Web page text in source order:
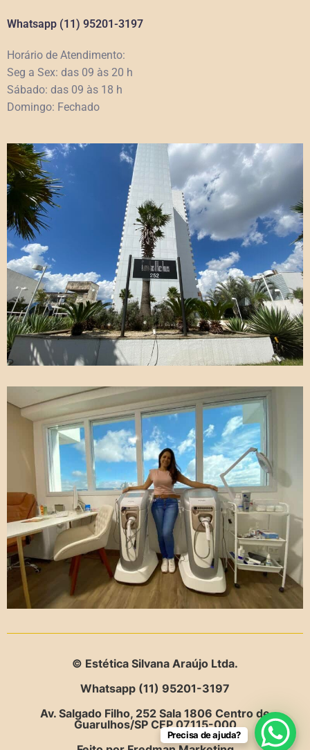
Whatsapp (11) 95201-3197
Horário de Atendimento:
Seg a Sex: das 09 às 20 h
Sábado: das 09 às 18 h
Domingo: Fechado
© Estética Silvana Araújo​ Ltda.
Whatsapp (11) 95201-3197
Av. Salgado Filho, 252 Sala 1806 Centro de
Guarulhos/SP CEP 07115-000
Precisa de ajuda?